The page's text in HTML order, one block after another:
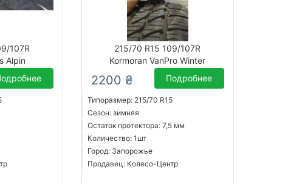
107R
Alpin
215/70 R15 109/107R
Kormoran VanPro Winter
2200 ₴ Подробнее
Типоразмер: 215/70 R15
Сезон: зимняя
Остаток протектора: 7,5 мм
Количество: 1шт
Город: Запорожье
Продавец: Колесо-Центр